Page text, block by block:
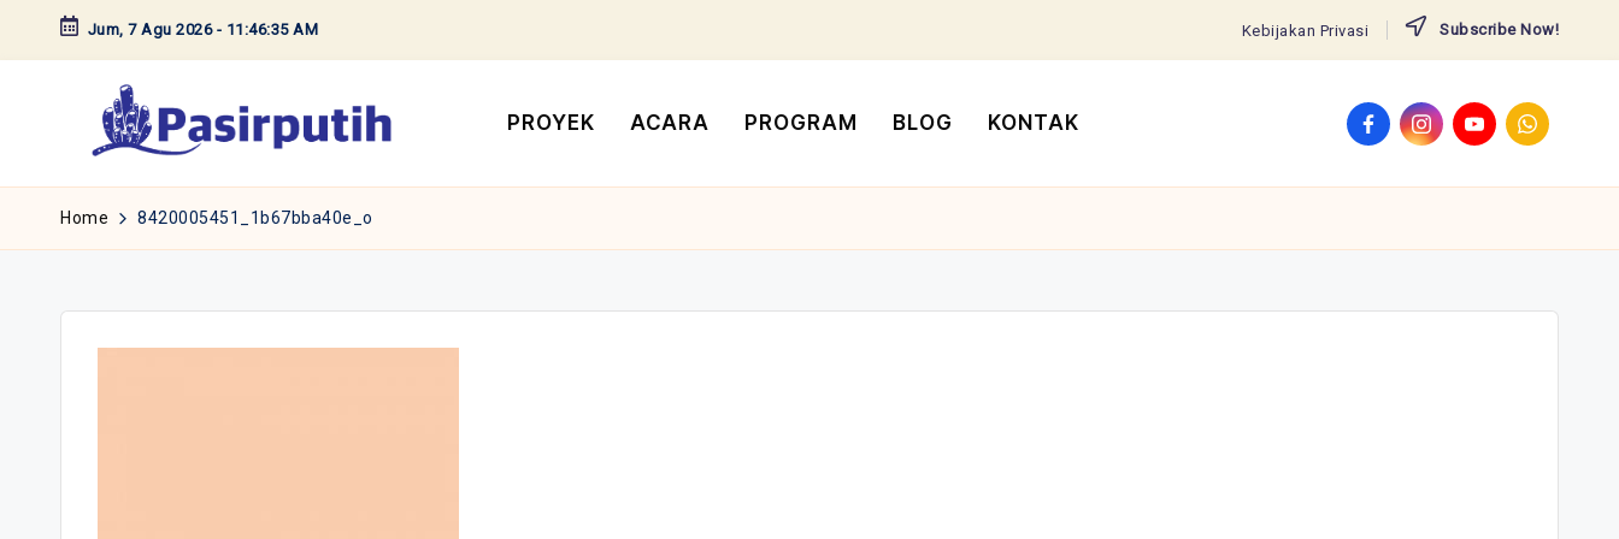
Skip
Jum, 7 Agu 2026- 11:46:35 AM Kebijakan Privasi Subscribe Now!
PROYEK ACARA PROGRAM BLOG KONTAK FacebookInstagram
YouTubeWhatsApp
Home 8420005451_1b67bba40e_o